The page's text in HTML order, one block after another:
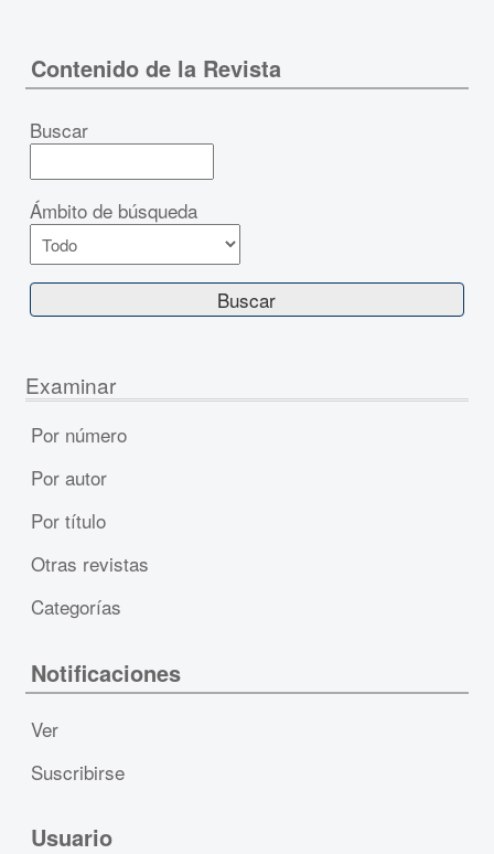
Contenido de la Revista
Buscar
Ámbito de búsqueda
Examinar
Por número
Por autor
Por título
Otras revistas
Categorías
Notificaciones
Ver
Suscribirse
Usuario